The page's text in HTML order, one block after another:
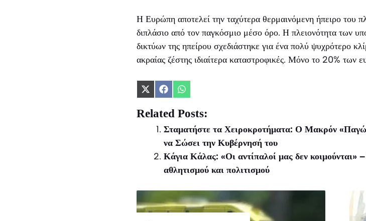
Η Ευρώπη αποτελεί την ταχύτερα θερμαινόμενη ήπειρο του
διπλάσιο από τον παγκόσμιο μέσο όρο. Η πλειονότητα των
δικτύων της ηπείρου σχεδιάστηκε για ένα πολύ ψυχρότερο
ακραίας ζέστης ιδιαίτερα καταστροφικές. Μόνο το 20% των
Share
X
(Twitter)
Share
Facebook
Share
WhatsApp
Related Posts:
Σταματήστε τα Χειροκροτήματα: Ο Μακρόν
να Σώσει την Κυβέρνησή του
Κάγια Κάλας: «Οι αντίπαλοί μας δεν κοιμούνται»
αθλητισμού και πολιτισμού